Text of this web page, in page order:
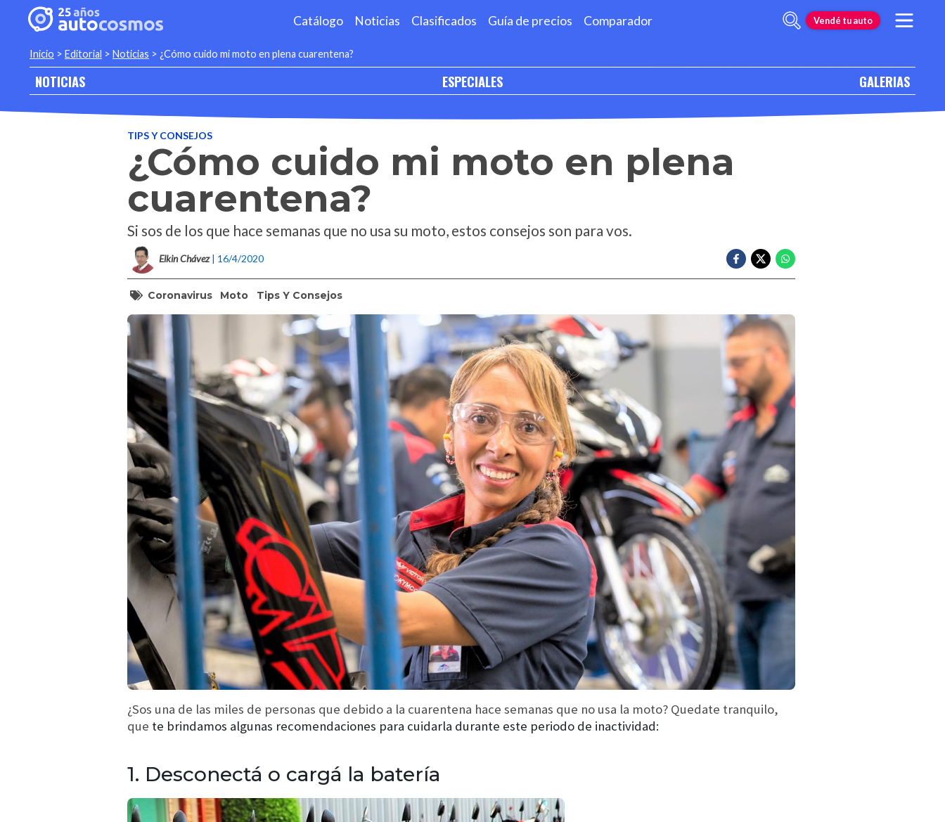
Catálogo Noticias Clasificados Guía de precios Comparador Vendé tu auto
Inicio > Editorial > Noticias > ¿Cómo cuido mi moto en plena cuarentena?
NOTICIAS ESPECIALES GALERIAS
TIPS Y CONSEJOS
¿Cómo cuido mi moto en plena
cuarentena?
Si sos de los que hace semanas que no usa su moto, estos consejos son para vos.
Elkin Chávez | 16/4/2020
Coronavirus Moto Tips Y Consejos
¿Sos una de las miles de personas que debido a la cuarentena hace semanas que no usa la moto? Quedate tranquilo,
que te brindamos algunas recomendaciones para cuidarla durante este periodo de inactividad:
1. Desconectá o cargá la batería